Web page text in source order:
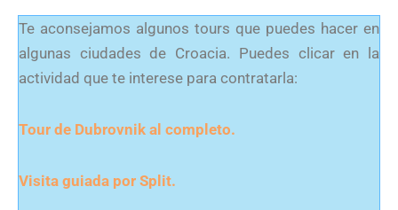
Te aconsejamos algunos tours que puedes hacer en
algunas ciudades de Croacia. Puedes clicar en la
actividad que te interese para contratarla:
Tour de Dubrovnik al completo.
Visita guiada por Split.